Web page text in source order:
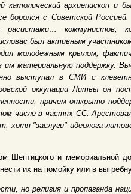
католический архиепископ и
с Советской
расистами… коммунистов,
был активным
молодежным крылом,
им материальную поддержку.
выступал в СМИ с
оккупации Литвы он
причем открыто
числе в частях СС.
хотя "заслуги" идеолога
Шептицкого и мемориальной
их на помойку или в
но религия и пропаганда